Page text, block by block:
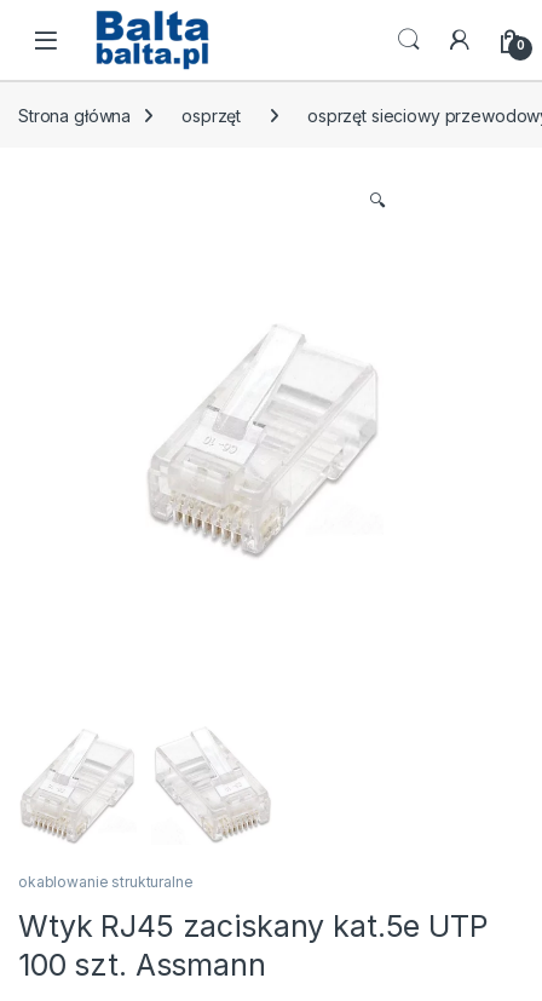
Skip to navigation
Skip to content
Open 0
Strona główna osprzęt osprzęt sieciowy
🔍
okablowanie strukturalne
Wtyk RJ45 zaciskany kat.5e UTP
100 szt. Assmann